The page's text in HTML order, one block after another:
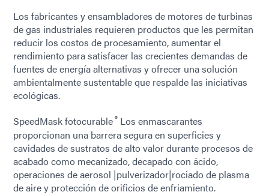
Los fabricantes y ensambladores de motores de turbinas
de gas industriales requieren productos que les permitan
reducir los costos de procesamiento, aumentar el
rendimiento para satisfacer las crecientes demandas de
fuentes de energía alternativas y ofrecer una solución
ambientalmente sustentable que respalde las iniciativas
ecológicas.
SpeedMask fotocurable® Los enmascarantes
proporcionan una barrera segura en superficies y
cavidades de sustratos de alto valor durante procesos de
acabado como mecanizado, decapado con ácido,
operaciones de aerosol |pulverizador|rociado de plasma
de aire y protección de orificios de enfriamiento.